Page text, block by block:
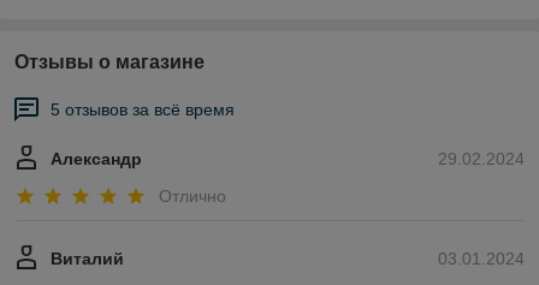
Отзывы о магазине
5 отзывов за всё время
29.02.2024
Александр
Отлично
03.01.2024
Виталий